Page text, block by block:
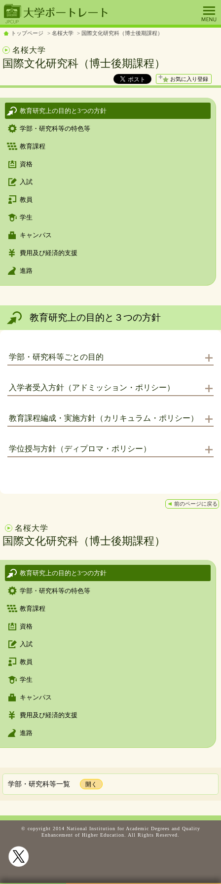
トップページ 名桜大学 国際文化研究科（博士後期課程）
名桜大学
国際文化研究科（博士後期課程）
お気に入り登録
教育研究上の目的と3つの方針
学部・研究科等の特色等
教育課程
資格
入試
教員
学生
キャンパス
費用及び経済的支援
進路
教育研究上の目的と３つの方針
学部・研究科等ごとの目的
入学者受入方針（アドミッション・ポリシー）
教育課程編成・実施方針（カリキュラム・ポリシー）
学位授与方針（ディプロマ・ポリシー）
前のページに戻る
名桜大学
国際文化研究科（博士後期課程）
教育研究上の目的と3つの方針
学部・研究科等の特色等
教育課程
資格
入試
教員
学生
キャンパス
費用及び経済的支援
進路
学部・研究科等一覧
© copyright 2014 National Institution for Academic Degrees and Quality
Enhancement of Higher Education. All Rights Reserved.